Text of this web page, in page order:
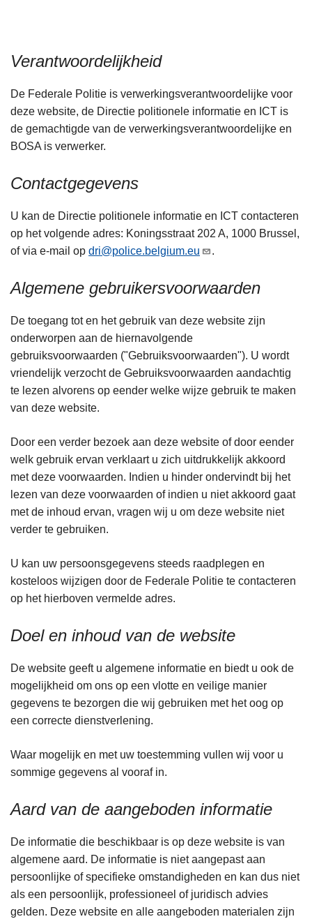
Verantwoordelijkheid
De Federale Politie is verwerkingsverantwoordelijke voor
deze website, de Directie politionele informatie en ICT is
de gemachtigde van de verwerkingsverantwoordelijke en
BOSA is verwerker.
Contactgegevens
U kan de Directie politionele informatie en ICT contacteren
op het volgende adres: Koningsstraat 202 A, 1000 Brussel,
of via e-mail op dri@police.belgium.eu .
Algemene gebruikersvoorwaarden
De toegang tot en het gebruik van deze website zijn
onderworpen aan de hiernavolgende
gebruiksvoorwaarden ("Gebruiksvoorwaarden"). U wordt
vriendelijk verzocht de Gebruiksvoorwaarden aandachtig
te lezen alvorens op eender welke wijze gebruik te maken
van deze website.
Door een verder bezoek aan deze website of door eender
welk gebruik ervan verklaart u zich uitdrukkelijk akkoord
met deze voorwaarden. Indien u hinder ondervindt bij het
lezen van deze voorwaarden of indien u niet akkoord gaat
met de inhoud ervan, vragen wij u om deze website niet
verder te gebruiken.
U kan uw persoonsgegevens steeds raadplegen en
kosteloos wijzigen door de Federale Politie te contacteren
op het hierboven vermelde adres.
Doel en inhoud van de website
De website geeft u algemene informatie en biedt u ook de
mogelijkheid om ons op een vlotte en veilige manier
gegevens te bezorgen die wij gebruiken met het oog op
een correcte dienstverlening.
Waar mogelijk en met uw toestemming vullen wij voor u
sommige gegevens al vooraf in.
Aard van de aangeboden informatie
De informatie die beschikbaar is op deze website is van
algemene aard. De informatie is niet aangepast aan
persoonlijke of specifieke omstandigheden en kan dus niet
als een persoonlijk, professioneel of juridisch advies
gelden. Deze website en alle aangeboden materialen zijn